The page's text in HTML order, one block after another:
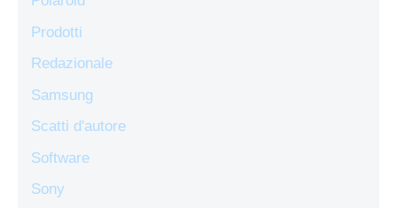
Prodotti
Redazionale
Samsung
Scatti d'autore
Software
Sony